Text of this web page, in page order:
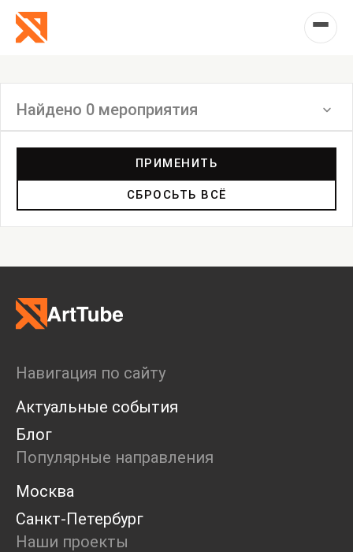
Найдено 0 мероприятия
Дискуссия
Пост-релиз
Пресс-конференция
Ярмарка
Open call
Экскурсия
Дискуссия
Cosmoscow 2024
Blazar 2024
Встречи
Круглый стол
ПРИМЕНИТЬ
СБРОСЬТЬ ВСЁ
Навигация по сайту
Актуальные события
Блог
Популярные направления
Москва
Санкт-Петербург
Наши проекты